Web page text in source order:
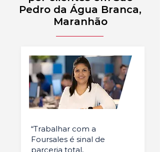
Pedro da Água Branca,
Maranhão
“Trabalhar com a
Foursales é sinal de
parceria total,